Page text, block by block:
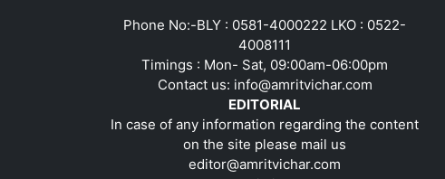
Phone No:-BLY : 0581-4000222 LKO : 0522-
4008111
Timings : Mon- Sat, 09:00am-06:00pm
Contact us: info@amritvichar.com
EDITORIAL
In case of any information regarding the content
on the site please mail us
editor@amritvichar.com